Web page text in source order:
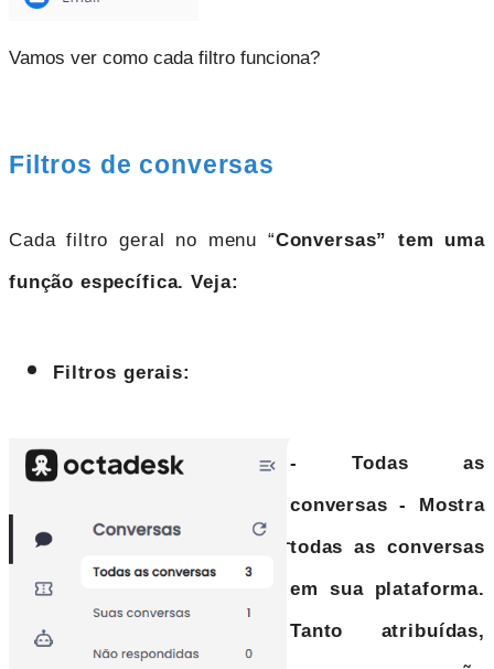
Vamos ver como cada filtro funciona?
Filtros de conversas
Cada filtro geral no menu “Conversas” tem uma
Filtros gerais:
- Todas as
conversas- Mostra
todas as conversas
em sua plataforma.
Tanto atribuídas,